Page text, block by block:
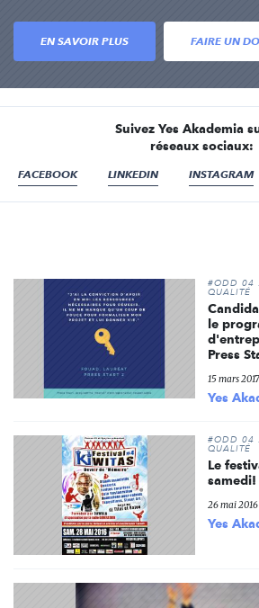
EN SAVOIR PLUS FAIRE UN
Suivez Yes Akademia
réseaux sociaux:
FACEBOOK LINKEDIN INSTAGRAM
#ODD 04
QUALITÉ
le
Press
15 mars
Yes
#ODD 04
QUALITÉ
Le
samedi!
26 mai
Yes